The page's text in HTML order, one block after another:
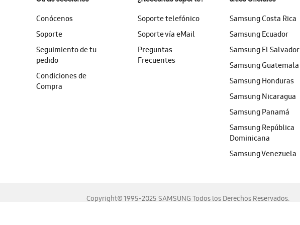
Conócenos
Soporte
Seguimiento de tu
pedido
Condiciones de
Compra
Soporte telefónico
Soporte vía eMail
Preguntas
Frecuentes
Samsung Costa Rica
Samsung Ecuador
Samsung El Salvador
Samsung Guatemala
Samsung Honduras
Samsung Nicaragua
Samsung Panamá
Samsung República
Dominicana
Samsung Venezuela
Copyright© 1995-2025 SAMSUNG Todos los Derechos Reservados.